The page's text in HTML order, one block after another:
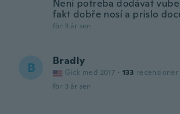
Není potreba dodávat
fakt dobře nosí a prislo
för 3 år sen
B Bradly
Gick med 2017 · 133 recensioner
för 3 år sen